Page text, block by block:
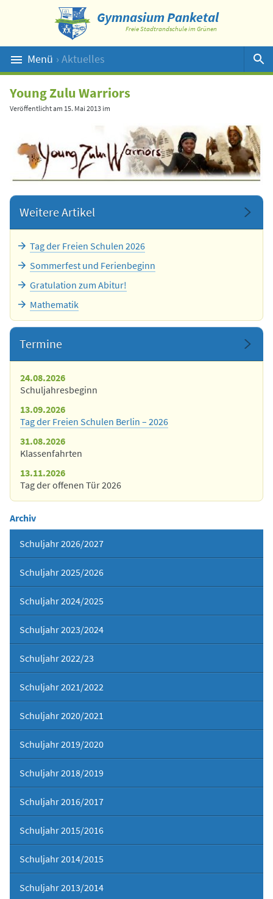
Gymnasium Panketal
Freie Stadtrandschule im Grünen
Menü › Aktuelles
Suche
Young Zulu Warriors
Veröffentlicht am 15. Mai 2013 im
Weitere Artikel
Tag der Freien Schulen 2026
Sommerfest und Ferienbeginn
Gratulation zum Abitur!
Mathematik
Termine
24.08.2026
Schuljahresbeginn
13.09.2026
Tag der Freien Schulen Berlin – 2026
31.08.2026
Klassenfahrten
13.11.2026
Tag der offenen Tür 2026
Archiv
Schuljahr 2026/2027
Schuljahr 2025/2026
Schuljahr 2024/2025
Schuljahr 2023/2024
Schuljahr 2022/23
Schuljahr 2021/2022
Schuljahr 2020/2021
Schuljahr 2019/2020
Schuljahr 2018/2019
Schuljahr 2016/2017
Schuljahr 2015/2016
Schuljahr 2014/2015
Schuljahr 2013/2014